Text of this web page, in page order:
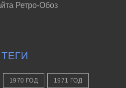
Ретро-Обоз
1970 ГОД 1971 ГОД